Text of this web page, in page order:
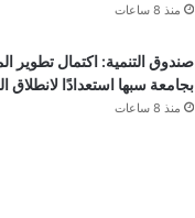
منذ 8 ساعات
صندوق التنمية: اكتمال تطوير
بجامعة سبها استعدادًا لانطلاق
منذ 8 ساعات